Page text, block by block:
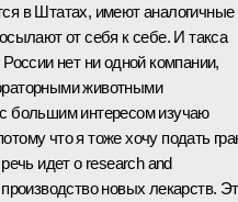
в Штатах, имеют аналогичные
от себя к себе. И такса
нет ни одной компании,
животными
большим интересом изучаю
что я тоже хочу подать
идет о research and
новых лекарств.